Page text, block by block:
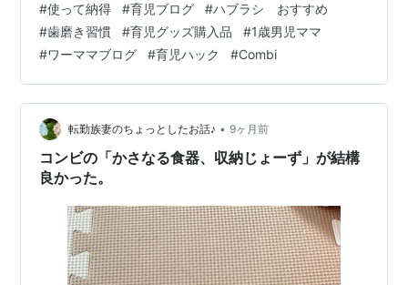
ターもついてて、かわいいのよ。1本100円で、とりあえ
ずのお試しにやさしい価格😊歯ブラシは消耗品だし、こ
まめに交換する前提なら100円はうれしい価格。 ただ、
仕上げみがきを毎日続けていると、少しずつ違和感が出
てきます。 Gummyが気になったポイントはこんな感じ↓
・口を大きく開けさせな…
#使って納得 #育児ブログ #ハブラシ おすすめ
#歯磨き習慣 #育児グッズ購入品 #1歳男児ママ
#ワーママブログ #育児ハック #Combi
転勤族妻のちょっとしたお話♪ • 9ヶ月前
コンビの「かさなる食器、収納じょーず」が結構
良かった。